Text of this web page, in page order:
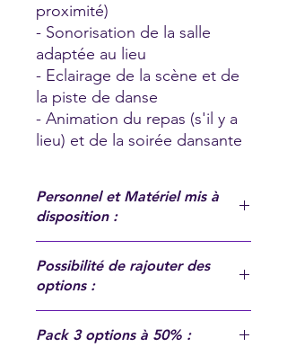
proximité)
- Sonorisation de la salle
adaptée au lieu
- Eclairage de la scène et de
la piste de danse
- Animation du repas (s'il y a
lieu) et de la soirée dansante
Personnel et Matériel mis à
disposition :
six lyres, cinq barres à LED, une
machine à brouillard, une machine à
fumée.
Possibilité de rajouter des
options :
- Machine à fumée lourde (200 €)
Pack 3 options à 50% :